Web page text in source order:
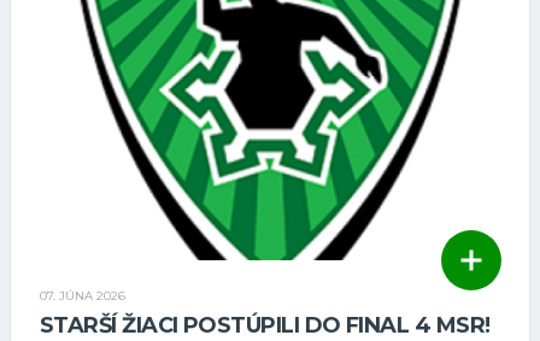
07. JÚNA 2026
STARŠÍ ŽIACI POSTÚPILI DO FINAL 4 MSR!